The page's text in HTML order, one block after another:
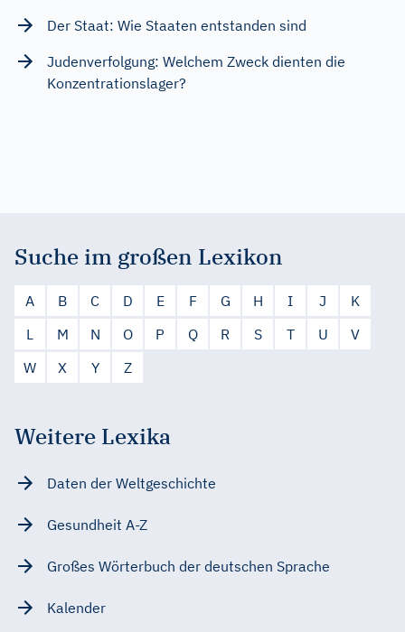
Der Staat: Wie Staaten entstanden sind
Judenverfolgung: Welchem Zweck dienten die
Konzentrationslager?
Suche im großen Lexikon
A B C D E F G H I J
K
L
M N O P Q R S T U
V
W
X Y Z
Weitere Lexika
Daten der Weltgeschichte
Gesundheit A-Z
Großes Wörterbuch der deutschen Sprache
Kalender